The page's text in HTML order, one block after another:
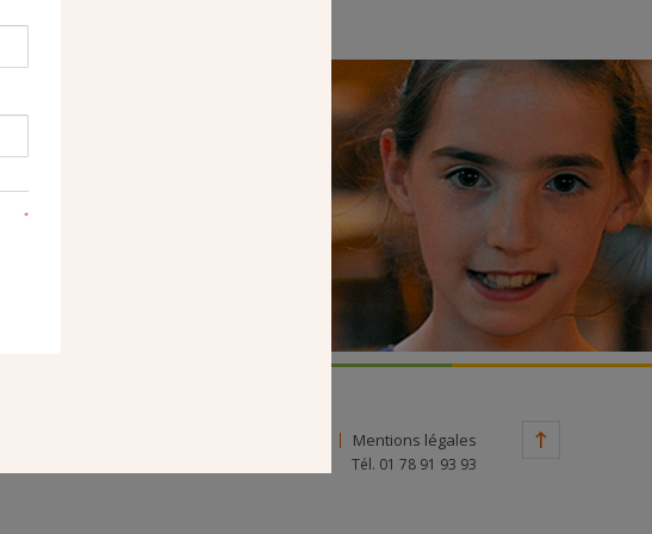
Mentions légales
Tél. 01 78 91 93 93
*